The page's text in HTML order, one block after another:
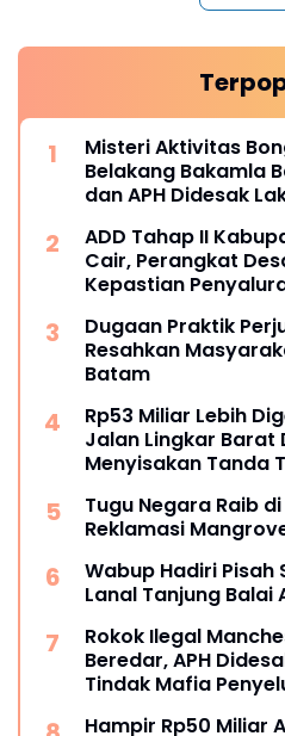
Misteri Aktivitas
Belakang Bakamla
dan APH Didesak
ADD Tahap II
Cair, Perangkat
Kepastian
Dugaan Praktik
Resahkan
Batam
Rp53 Miliar Lebih
Jalan Lingkar Barat
Menyisakan Tanda
Tugu Negara Raib
Reklamasi
Wabup Hadiri
Lanal Tanjung Balai
Rokok Ilegal
Beredar, APH
Tindak Mafia
Hampir Rp50 Miliar